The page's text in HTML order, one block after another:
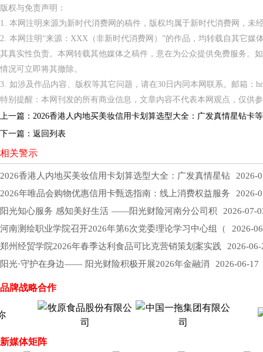
版权与免责声明：
1. 本网注明来源为新时代消费网的稿件，版权均属于新时代消费网，未
2. 本网注明“来源：XXX（非新时代消费网）”的作品，均转载自其它
其真实性负责。本网转载其他媒体之稿件，意在为公众提供免费服务。
情况可立即将其撤除。
3. 如涉及作品内容、版权等其它问题，请在30日内同本网联系。邮箱：
特别提醒：本网刊发的所有商业信息，文章内容不代表本网观点，仅供
上一篇： 2026香港人内地买美妆信用卡划算选型大全：广发真情星钻卡
下一篇： 返回列表
相关警示
2026香港人内地买美妆信用卡划算选型大全：广发真情星钻 2026-
2026年唯品会购物优惠信用卡甄选指南：线上消费权益服务 2026-
阳光知心服务 感知美好生活 ——阳光财险河南分公司积 2026-07-
河南测绘职业学院召开2026年第6次党委理论学习中心组（
2026-
郑州经贸学院2026年春季达利食品可比克营销策划案实践 2026-06-
阳光·守护在身边—— 阳光财险积极开展2026年金融消 2026-06-17
品牌战略合作
新媒体矩阵